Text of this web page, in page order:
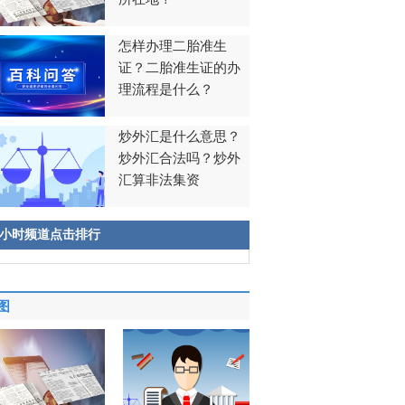
怎样办理二胎准生
证？二胎准生证的办
理流程是什么？
炒外汇是什么意思？
炒外汇合法吗？炒外
汇算非法集资
时频道点击排行